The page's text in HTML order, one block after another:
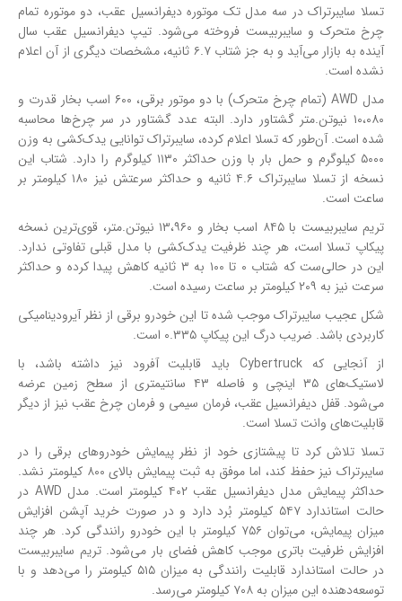
تسلا سایبرتراک در سه مدل تک موتوره دیفرانسیل عقب، دو موتوره تمام
چرخ متحرک و سایبربیست فروخته می‌شود. تیپ دیفرانسیل عقب سال
آینده به بازار می‌آید و به جز شتاب ۶.۷ ثانیه، مشخصات دیگری از آن اعلام
نشده است.
مدل AWD (تمام چرخ متحرک) با دو موتور برقی، ۶۰۰ اسب بخار قدرت و
۱۰،۰۸۰ نیوتن.متر گشتاور دارد. البته عدد گشتاور در سر چرخ‌ها محاسبه
شده است. آن‌طور که تسلا اعلام کرده، سایبرتراک توانایی یدک‌کشی به وزن
۵۰۰۰ کیلوگرم و حمل بار با وزن حداکثر ۱۱۳۰ کیلوگرم را دارد. شتاب این
نسخه از تسلا سایبرتراک ۴.۶ ثانیه و حداکثر سرعتش نیز ۱۸۰ کیلومتر بر
ساعت است.
تریم سایبربیست با ۸۴۵ اسب بخار و ۱۳،۹۶۰ نیوتن.متر، قوی‌ترین نسخه
پیکاپ تسلا است، هر چند ظرفیت یدک‌کشی با مدل قبلی تفاوتی ندارد.
این در حالی‌ست که شتاب ۰ تا ۱۰۰ به ۳ ثانیه کاهش پیدا کرده و حداکثر
سرعت نیز به ۲۰۹ کیلومتر بر ساعت رسیده است.
شکل عجیب سایبرتراک موجب شده تا این خودرو برقی از نظر آیرودینامیکی
کاربردی باشد. ضریب درگ این پیکاپ ۰.۳۳۵ است.
از آنجایی که Cybertruck باید قابلیت آفرود نیز داشته باشد، با
لاستیک‌های ۳۵ اینچی و فاصله ۴۳ سانتیمتری از سطح زمین عرضه
می‌شود. قفل دیفرانسیل عقب، فرمان سیمی و فرمان چرخ عقب نیز از دیگر
قابلیت‌های وانت تسلا است.
تسلا تلاش کرد تا پیشتازی خود از نظر پیمایش خودروهای برقی را در
سایبرتراک نیز حفظ کند، اما موفق به ثبت پیمایش بالای ۸۰۰ کیلومتر نشد.
حداکثر پیمایش مدل دیفرانسیل عقب ۴۰۲ کیلومتر است. مدل AWD در
حالت استاندارد ۵۴۷ کیلومتر بُرد دارد و در صورت خرید آپشن افزایش
میزان پیمایش، می‌توان ۷۵۶ کیلومتر با این خودرو رانندگی کرد. هر چند
افزایش ظرفیت باتری موجب کاهش فضای بار می‌شود. تریم سایبربیست
در حالت استاندارد قابلیت رانندگی به میزان ۵۱۵ کیلومتر را می‌دهد و با
توسعه‌دهنده این میزان به ۷۰۸ کیلومتر می‌رسد.